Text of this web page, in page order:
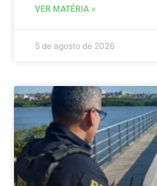
VER MATÉRIA »
5 de agosto de 2026